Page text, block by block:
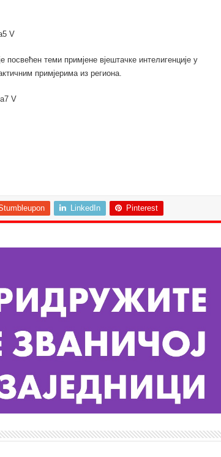
посвећен теми примјене вјештачке интелигенције у
примјерима из региона.
LinkedIn Pinterest